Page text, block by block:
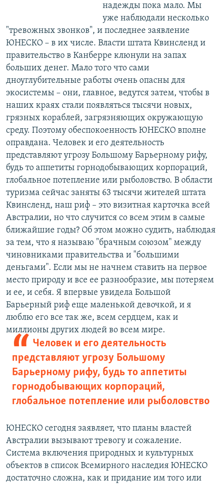
надежды пока мало. Мы
уже наблюдали несколько
"тревожных звонков", и последнее заявление
ЮНЕСКО – в их числе. Власти штата Квинсленд и
правительство в Канберре клюнули на запах
больших денег. Мало того что сами
дноуглубительные работы очень опасны для
экосистемы – они, главное, ведутся затем, чтобы в
наших краях стали появляться тысячи новых,
грязных кораблей, загрязняющих окружающую
среду. Поэтому обеспокоенность ЮНЕСКО вполне
оправдана. Человек и его деятельность
представляют угрозу Большому Барьерному рифу,
будь то аппетиты горнодобывающих корпораций,
глобальное потепление или рыболовство. В области
туризма сейчас заняты 63 тысячи жителей штата
Квинсленд, наш риф – это визитная карточка всей
Австралии, но что случится со всем этим в самые
ближайшие годы? Об этом можно судить, наблюдая
за тем, что я называю "брачным союзом" между
чиновниками правительства и "большими
деньгами". Если мы не начнем ставить на первое
место природу и все ее разнообразие, мы потеряем
и ее, и себя. Я впервые увидела Большой
Барьерный риф еще маленькой девочкой, и я
люблю его все так же, всем сердцем, как и
миллионы других людей во всем мире.
Человек и его деятельность
представляют угрозу Большому
Барьерному рифу, будь то аппетиты
горнодобывающих корпораций,
глобальное потепление или рыболовство
ЮНЕСКО сегодня заявляет, что планы властей
Австралии вызывают тревогу и сожаление.
Система включения природных и культурных
объектов в список Всемирного наследия ЮНЕСКО
достаточно сложна, как и придание им того или